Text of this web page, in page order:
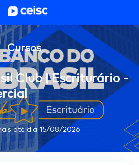
Cursos
Club | Escriturário -
até dia 15/08/2026